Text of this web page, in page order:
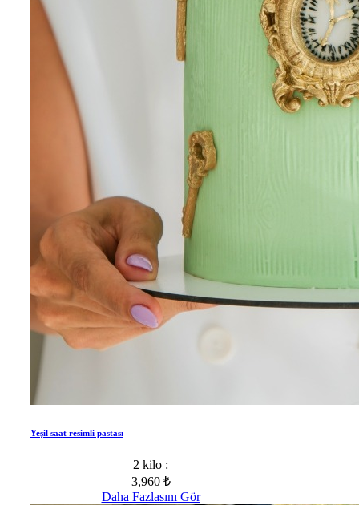
Yeşil saat resimli pastası
2 kilo :
3,960 ₺
Daha Fazlasını Gör